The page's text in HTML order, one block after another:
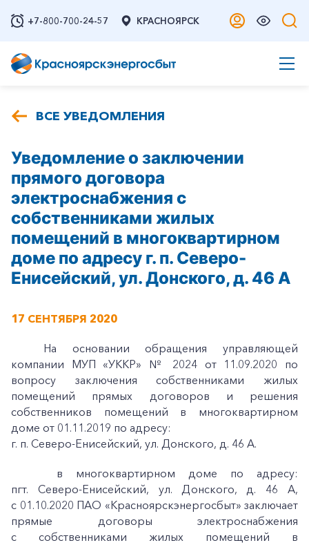
+7-800-700-24-57 КРАСНОЯРСК
ВСЕ УВЕДОМЛЕНИЯ
Уведомление о заключении
прямого договора
электроснабжения с
собственниками жилых
помещений в многоквартирном
доме по адресу г. п. Северо-
Енисейский, ул. Донского, д. 46 А
17 СЕНТЯБРЯ 2020
На основании обращения управляющей
компании МУП «УККР» № 2024 от 11.09.2020 по
вопросу заключения собственниками жилых
помещений прямых договоров и решения
собственников помещений в многоквартирном
доме от 01.11.2019 по адресу:
г. п. Северо-Енисейский, ул. Донского, д. 46 А.
в многоквартирном доме по адресу:
пгт. Северо-Енисейский, ул. Донского, д. 46 А,
с 01.10.2020 ПАО «Красноярскэнергосбыт» заключает
прямые договоры электроснабжения
с собственниками жилых помещений в